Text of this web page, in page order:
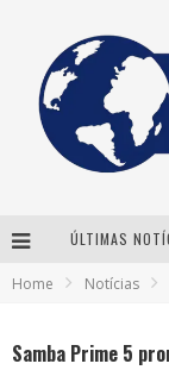
ÚLTIMAS
Home Notícias
Samba Prime 5